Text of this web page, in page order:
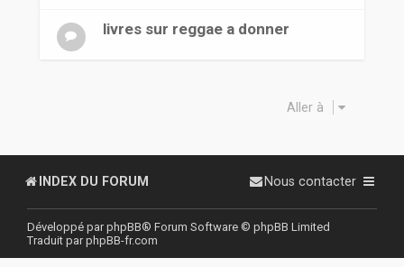
livres sur reggae a donner
Aller à
INDEX DU FORUM Nous contacter
Développé parphpBB® Forum Software © phpBB Limited
Traduit parphpBB-fr.com